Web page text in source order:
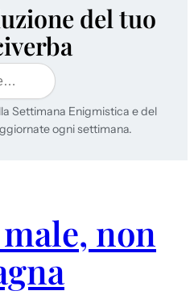
del tuo
Settimana Enigmistica e del
ogni settimana.
non